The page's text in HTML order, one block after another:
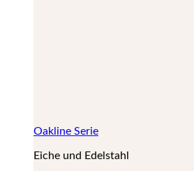
Oakline Serie
Eiche und Edelstahl